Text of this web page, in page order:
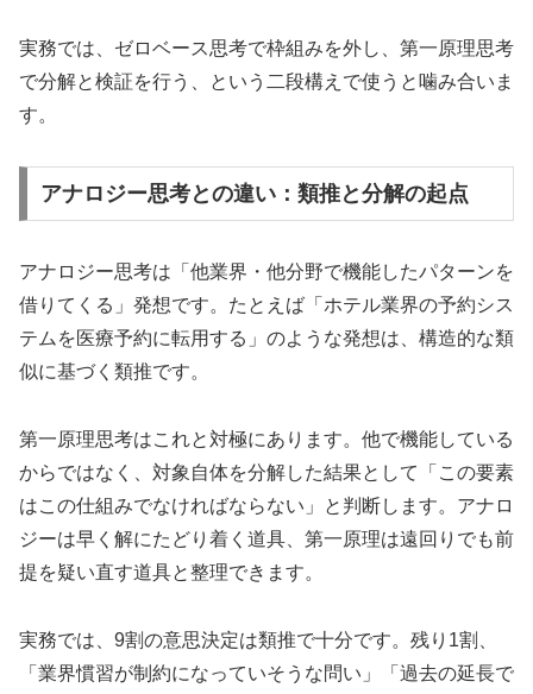
実務では、ゼロベース思考で枠組みを外し、第一原理思考
で分解と検証を行う、という二段構えで使うと噛み合いま
す。
アナロジー思考との違い：類推と分解の起点
アナロジー思考は「他業界・他分野で機能したパターンを
借りてくる」発想です。たとえば「ホテル業界の予約シス
テムを医療予約に転用する」のような発想は、構造的な類
似に基づく類推です。
第一原理思考はこれと対極にあります。他で機能している
からではなく、対象自体を分解した結果として「この要素
はこの仕組みでなければならない」と判断します。アナロ
ジーは早く解にたどり着く道具、第一原理は遠回りでも前
提を疑い直す道具と整理できます。
実務では、9割の意思決定は類推で十分です。残り1割、
「業界慣習が制約になっていそうな問い」「過去の延長で